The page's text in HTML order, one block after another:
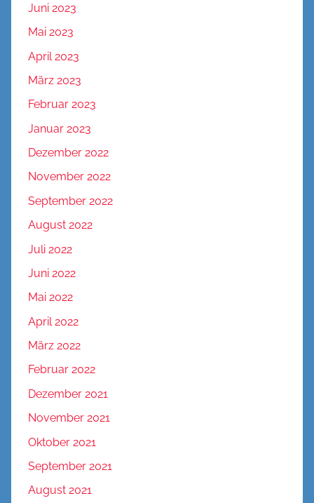
Juni 2023
Mai 2023
April 2023
März 2023
Februar 2023
Januar 2023
Dezember 2022
November 2022
September 2022
August 2022
Juli 2022
Juni 2022
Mai 2022
April 2022
März 2022
Februar 2022
Dezember 2021
November 2021
Oktober 2021
September 2021
August 2021